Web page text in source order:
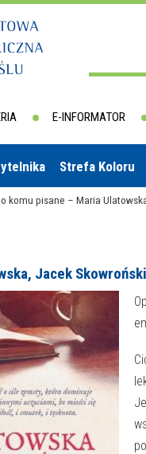
E-INFORMATOR
Strefa Koloru
komu pisane – Maria
Jacek Skowroński